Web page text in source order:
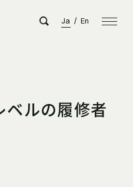
Ja / En
ベルの履修者